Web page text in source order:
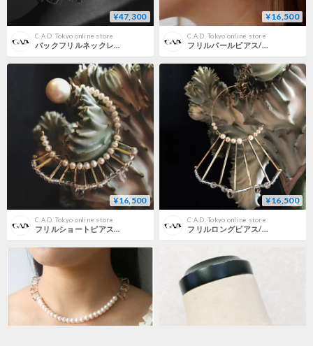
¥47,300
C.A.D. Tokyo online store
バックフリルネックレス / スターリングシルバー
¥16,500
C.A.D. Tokyo online store
フリルパールピアス/サクラパール
¥16,500
C.A.D. Tokyo online store
フリルショートピアス/パール×クォーツ
¥16,500
C.A.D. Tokyo online store
フリルロングピアス/パール×クォーツ